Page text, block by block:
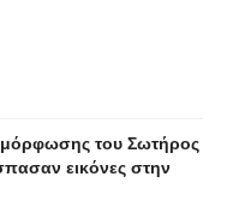
του Σωτήρος
εικόνες στην